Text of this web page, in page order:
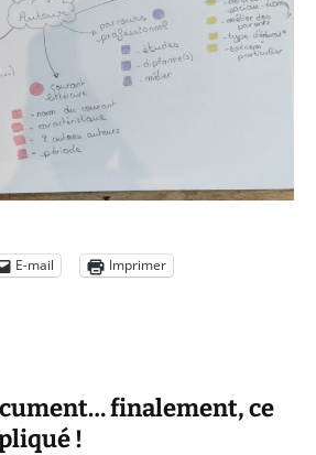
E-mail Imprimer
finalement, ce
!